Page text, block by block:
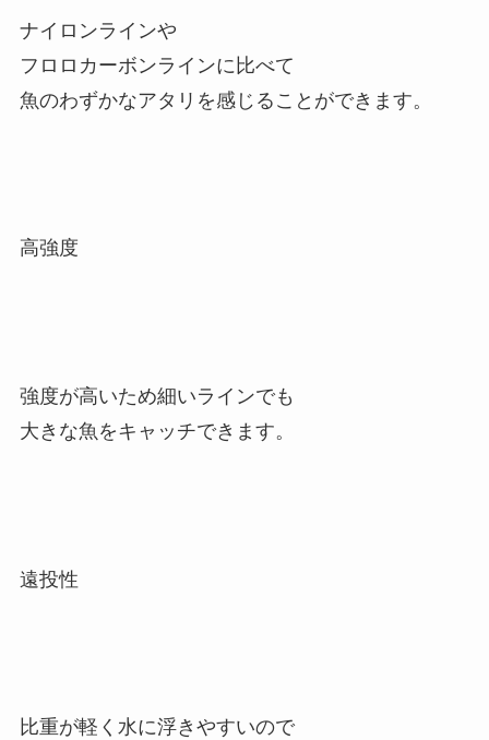
ナイロンラインや
フロロカーボンラインに比べて
魚のわずかなアタリを感じることができます。
高強度
強度が高いため細いラインでも
大きな魚をキャッチできます。
遠投性
比重が軽く水に浮きやすいので